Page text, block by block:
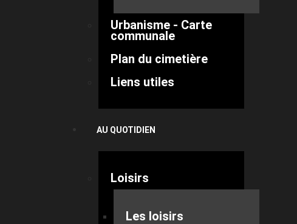
Urbanisme - Carte
communale
Plan du cimetière
Liens utiles
AU QUOTIDIEN
Loisirs
Les loisirs